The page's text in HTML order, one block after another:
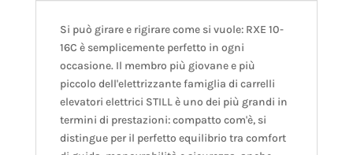
Si può girare e rigirare come si vuole: RXE 10-
16C è semplicemente perfetto in ogni
occasione. Il membro più giovane e più
piccolo dell'elettrizzante famiglia di carrelli
elevatori elettrici STILL è uno dei più grandi in
termini di prestazioni: compatto com'è, si
distingue per il perfetto equilibrio tra comfort